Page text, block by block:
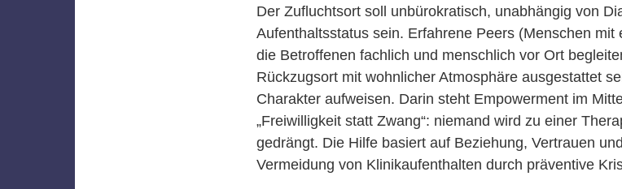
Der Zufluchtsort soll unbürokratisch, unabhängig von
Aufenthaltsstatus sein. Erfahrene Peers (Menschen mit
die Betroffenen fachlich und menschlich vor Ort
Rückzugsort mit wohnlicher Atmosphäre ausgestattet
Charakter aufweisen. Darin steht Empowerment im
„Freiwilligkeit statt Zwang“: niemand wird zu einer
gedrängt. Die Hilfe basiert auf Beziehung, Vertrauen
Vermeidung von Klinikaufenthalten durch präventive